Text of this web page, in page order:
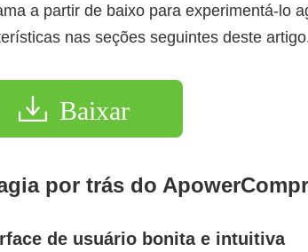
a partir de baixo para experimentá-lo
nas seções seguintes deste
Baixar
por trás do
de usuário bonita e intuitiva